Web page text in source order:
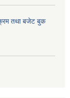
तथा बजेट बुक